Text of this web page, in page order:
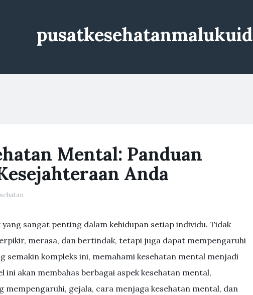
pusatkesehatanmalukuid
Mental: Panduan
Anda
sangat penting dalam kehidupan setiap individu. Tidak
merasa, dan bertindak, tetapi juga dapat mempengaruhi
semakin kompleks ini, memahami kesehatan mental menjadi
akan membahas berbagai aspek kesehatan mental,
gejala, cara menjaga kesehatan mental, dan